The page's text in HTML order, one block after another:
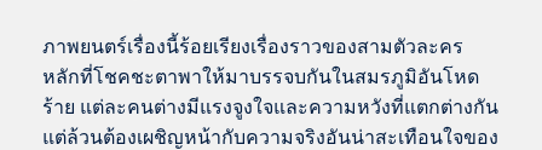
ภาพยนตร์เรื่องนี้ร้อยเรียงเรื่องราวของสามตัวละคร
หลักที่โชคชะตาพาให้มาบรรจบกันในสมรภูมิอันโหด
ร้าย แต่ละคนต่างมีแรงจูงใจและความหวังที่แตกต่างกัน
แต่ล้วนต้องเผชิญหน้ากับความจริงอันน่าสะเทือนใจของ